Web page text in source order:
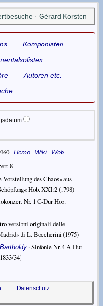
· Gérard Korsten
Komponisten
Autoren etc.
·Home · Wiki · Web
8
Vorstellung des Chaos« aus
Hob. XXI:2(1798)
Nr. 1 C-Dur Hob.
versioni originali delle
di L. Boccherini (1975)
·Sinfonie Nr. 4 A-Dur
34)
Datenschutz